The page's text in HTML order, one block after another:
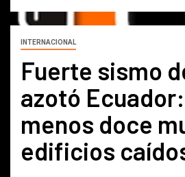
INTERNACIONAL
Fuerte sismo
azotó
menos doce
edificios